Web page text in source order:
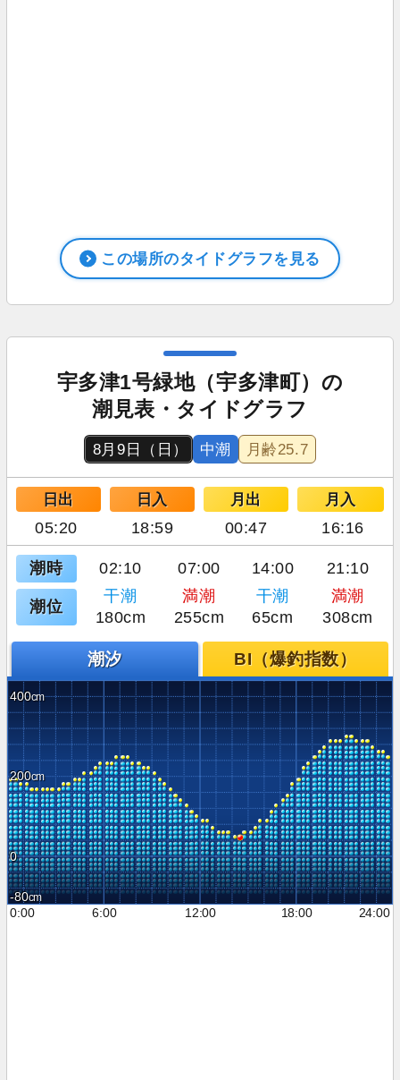
この場所のタイドグラフを見る
宇多津1号緑地（宇多津町）の
潮見表・タイドグラフ
8月9日（日） 中潮 月齢25.7
日出 日入 月出 月入
05:20 18:59 00:47 16:16
潮時 02:10 07:00 14:00 21:10
潮位
干潮 満潮 干潮
満潮
180cm
255cm 65cm 308cm
潮汐 BI（爆釣指数）
400
200
0
-80
0:00
6:00 12:00 18:00 24:00